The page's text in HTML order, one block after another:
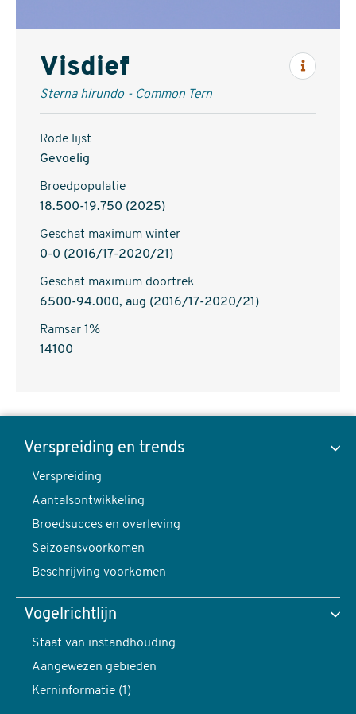
Visdief
Sterna hirundo - Common Tern
Rode lijst
Gevoelig
Broedpopulatie
18.500-19.750 (2025)
Geschat maximum winter
0-0 (2016/17-2020/21)
Geschat maximum doortrek
6500-94.000, aug (2016/17-2020/21)
Ramsar 1%
14100
Sterna
hirundo
foto:
content
navigatie
Verspreiding en trends
Verspreiding
Aantalsontwikkeling
Broedsucces en overleving
Seizoensvoorkomen
Beschrijving voorkomen
Vogelrichtlijn
Staat van instandhouding
Aangewezen gebieden
Kerninformatie (1)
Toon data van
Verspreiding en trends
Verspreiding